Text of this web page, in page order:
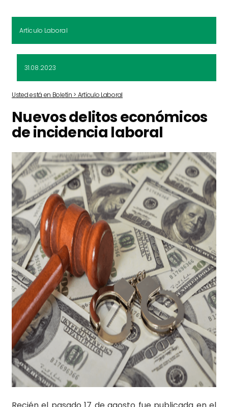
Artículo Laboral
31.08.2023
Usted está en Boletín > Artículo Laboral
Nuevos delitos económicos
de incidencia laboral